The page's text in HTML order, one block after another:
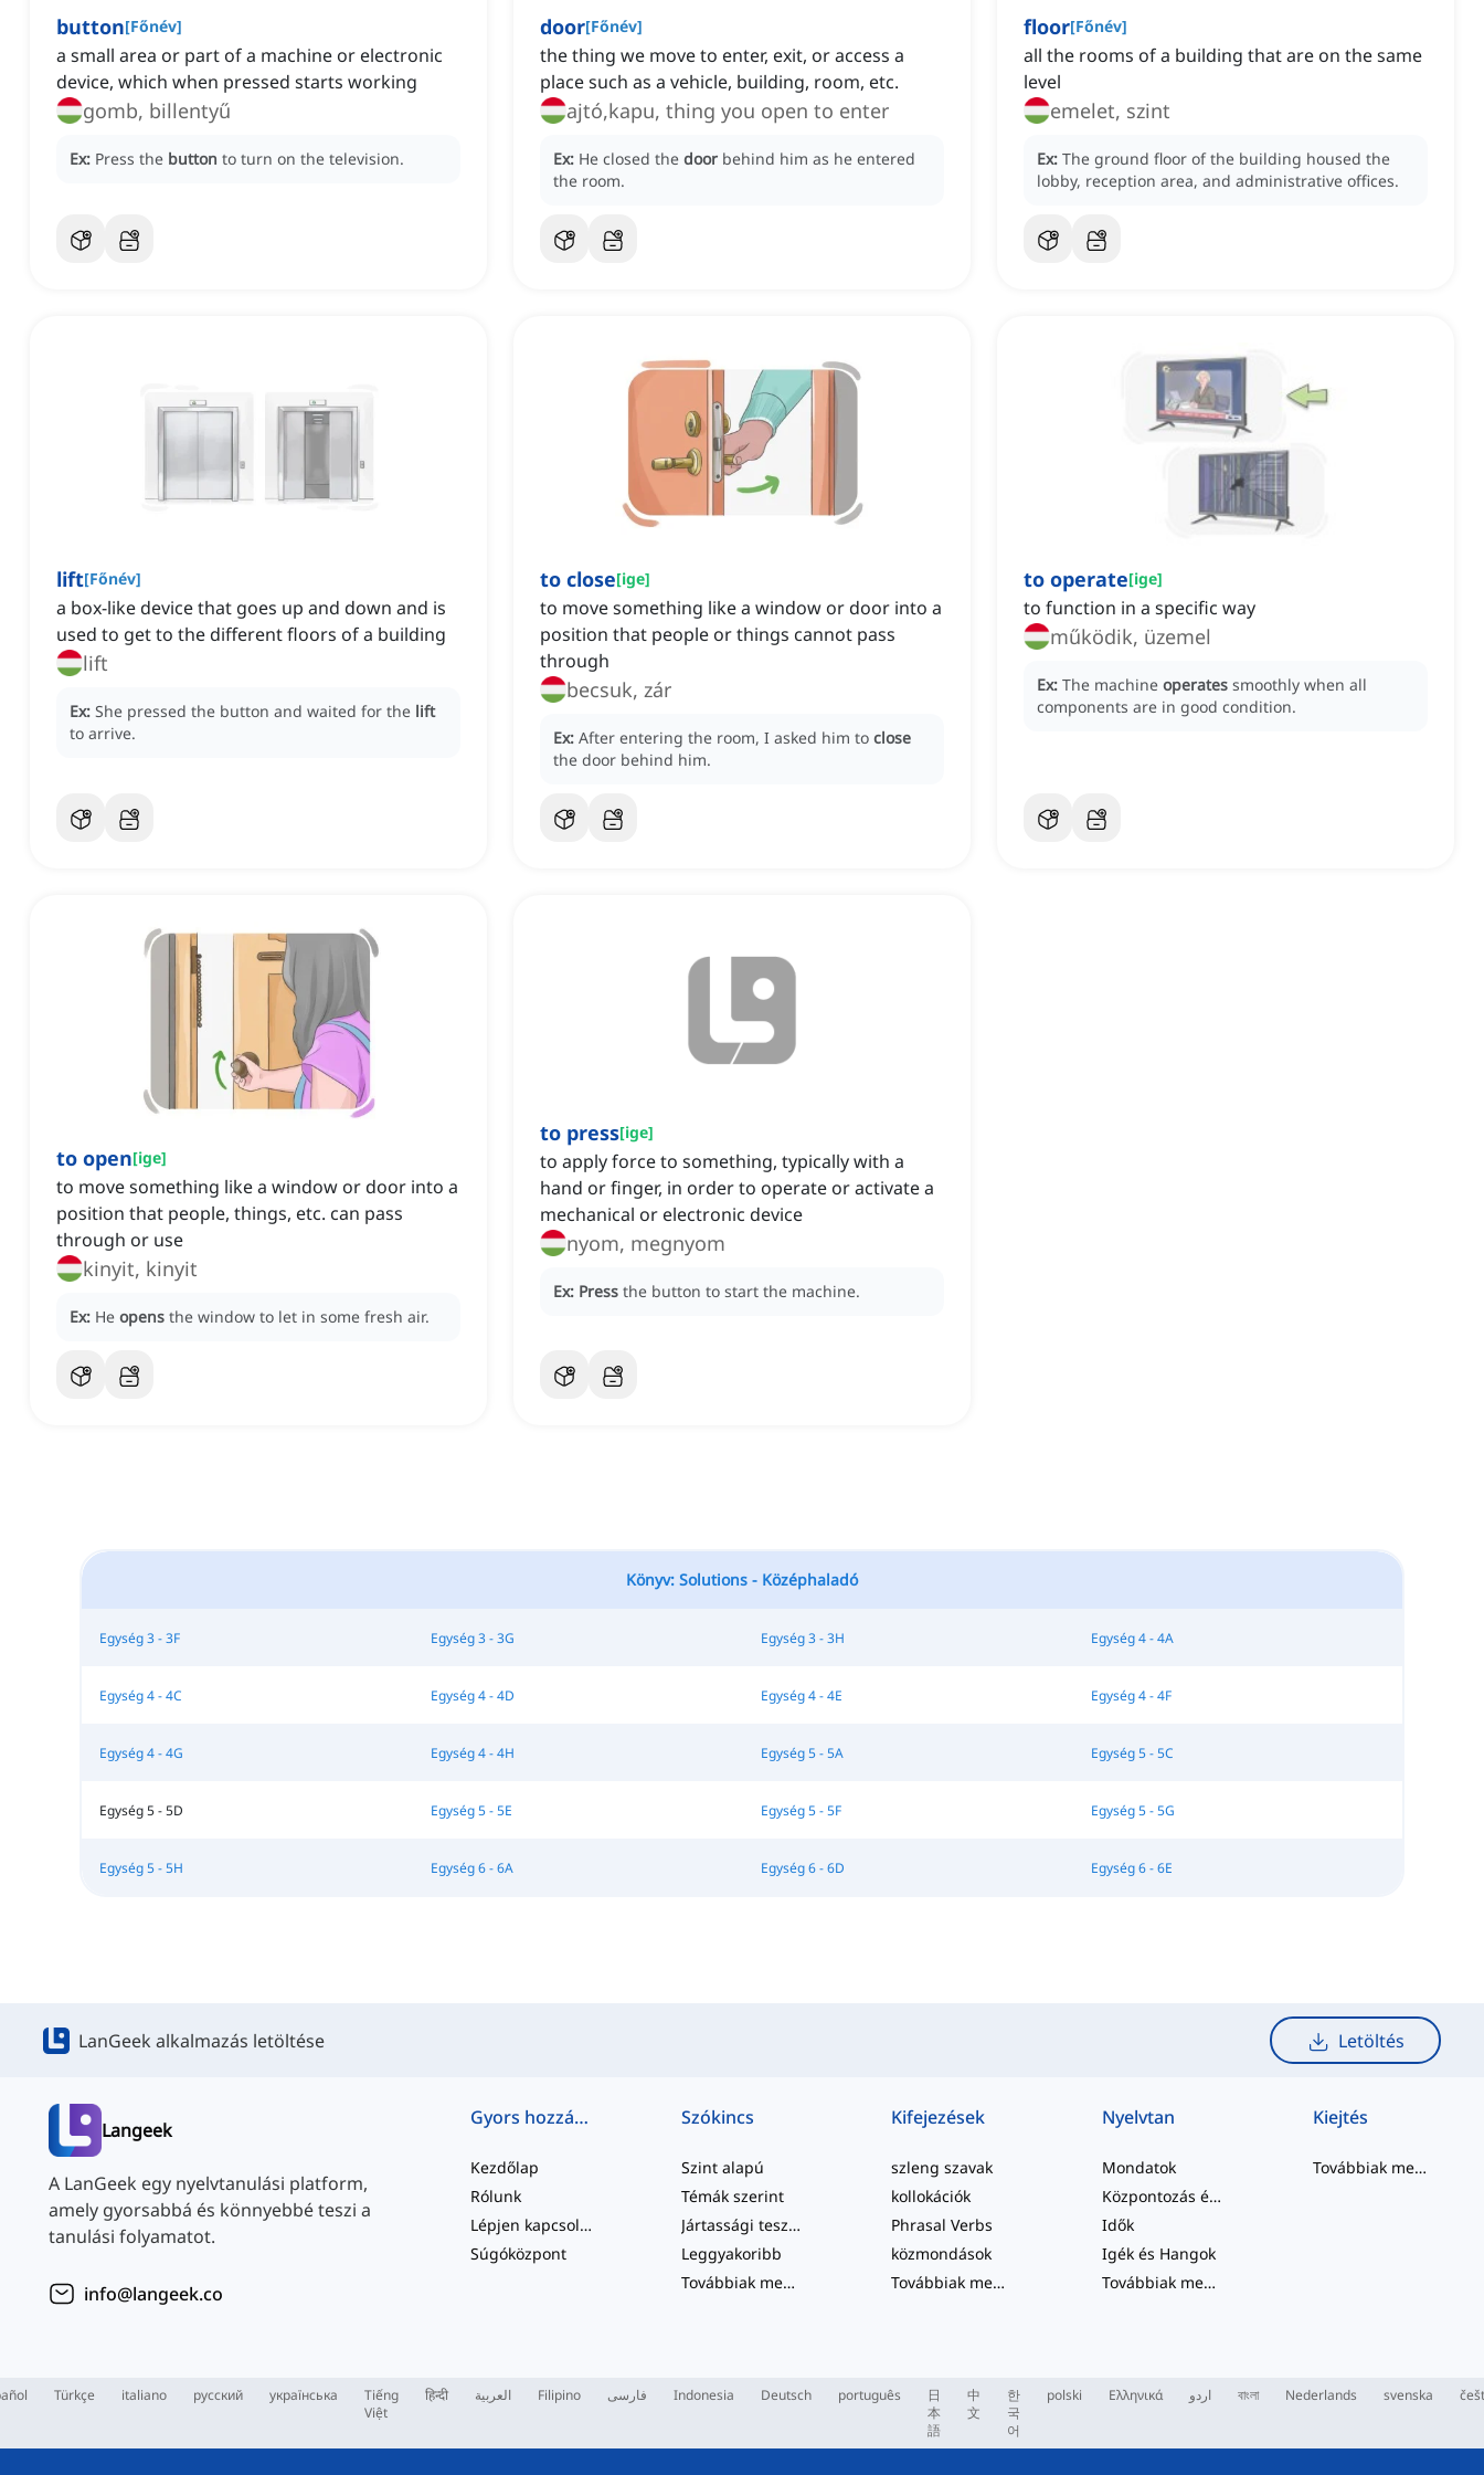
button[Főnév]
a small area or part of a machine or electronic
device, which when pressed starts working
gomb, billentyű
Ex: Press the button to turn on the television.
door[Főnév]
the thing we move to enter, exit, or access a
place such as a vehicle, building, room, etc.
ajtó,kapu, thing you open to enter
Ex: He closed the door behind him as he entered
the room.
floor[Főnév]
all the rooms of a building that are on the same
level
emelet, szint
Ex: The ground floor of the building housed the
lobby, reception area, and administrative offices.
lift[Főnév]
a box-like device that goes up and down and is
used to get to the different floors of a building
lift
Ex: She pressed the button and waited for the lift
to arrive.
to close[ige]
to move something like a window or door into a
position that people or things cannot pass
through
becsuk, zár
Ex: After entering the room, I asked him to close
the door behind him.
to operate[ige]
to function in a specific way
működik, üzemel
Ex: The machine operates smoothly when all
components are in good condition.
to open[ige]
to move something like a window or door into a
position that people, things, etc. can pass
through or use
kinyit, kinyit
Ex: He opens the window to let in some fresh air.
to press[ige]
to apply force to something, typically with a
hand or finger, in order to operate or activate a
mechanical or electronic device
nyom, megnyom
Ex: Press the button to start the machine.
Könyv: Solutions - Középhaladó
Egység 3 - 3F Egység 3 - 3G Egység 3 - 3H Egység 4 - 4A
Egység 4 - 4C Egység 4 - 4D Egység 4 - 4E Egység 4 - 4F
Egység 4 - 4G Egység 4 - 4H Egység 5 - 5A Egység 5 - 5C
Egység 5 - 5D Egység 5 - 5E Egység 5 - 5F Egység 5 - 5G
Egység 5 - 5H Egység 6 - 6A Egység 6 - 6D Egység 6 - 6E
LanGeek alkalmazás letöltése Letöltés
Langeek
A LanGeek egy nyelvtanulási platform,
amely gyorsabbá és könnyebbé teszi a
tanulási folyamatot.
info@langeek.co
Gyors hozzáférés
Kezdőlap
Rólunk
Lépjen kapcsolatba velünk
Súgóközpont
Szókincs
Szint alapú
Témák szerint
Jártassági tesztek
Leggyakoribb
Továbbiak megtekintése
Kifejezések
szleng szavak
kollokációk
Phrasal Verbs
közmondások
Továbbiak megtekintése
Nyelvtan
Mondatok
Központozás és Helyesírás
Idők
Igék és Hangok
Továbbiak megtekintése
Kiejtés
Továbbiak megtekintése
Türkçe italiano русский українська
Tiếng
Việt
हिन्दी العربية Filipino فارسی Indonesia Deutsch português
日
本
語
中
文
한
국
어
polski Ελληνικά اردو বাংলা Nederlands svenska